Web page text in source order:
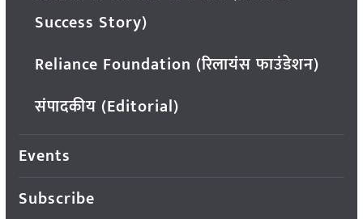
Success Story)
Reliance Foundation (रिलायंस फाउंडेशन)
संपादकीय (Editorial)
Events
Subscribe